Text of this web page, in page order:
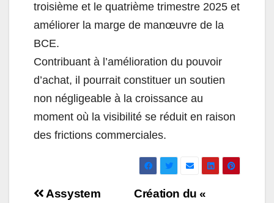
troisième et le quatrième trimestre 2025 et
améliorer la marge de manœuvre de la
BCE.
Contribuant à l’amélioration du pouvoir
d’achat, il pourrait constituer un soutien
non négligeable à la croissance au
moment où la visibilité se réduit en raison
des frictions commerciales.
NavigationCréation du «
Assystem